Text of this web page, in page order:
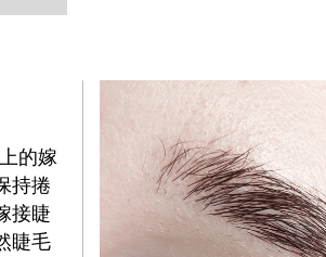
的嫁
持捲
接睫
睫毛